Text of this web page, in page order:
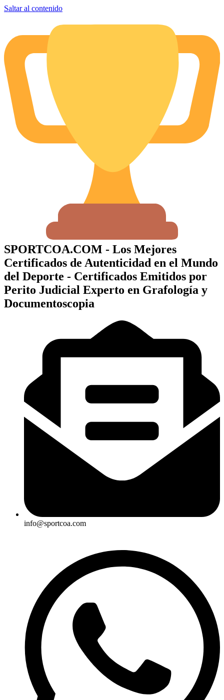
Saltar al contenido
SPORTCOA.COM - Los Mejores
Certificados de Autenticidad en el Mundo
del Deporte - Certificados Emitidos por
Perito Judicial Experto en Grafología y
Documentoscopia
info@sportcoa.com